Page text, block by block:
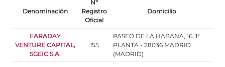
Denominación
Nº
Registro
Oficial
Domicilio
FARADAY
VENTURE CAPITAL,
SGEIC S.A.
155
PASEO DE LA HABANA, 16, 1ª
PLANTA - 28036 MADRID
(MADRID)